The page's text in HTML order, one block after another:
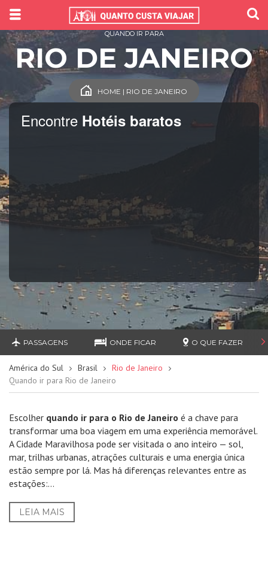
Encontre Hotéis baratos
QUANDO IR PARA
RIO DE JANEIRO
HOME | RIO DE JANEIRO
PASSAGENS ONDE FICAR O QUE FAZER
América do Sul Brasil
Rio de Janeiro
Quando ir para Rio de Janeiro
Escolher quando ir para o Rio de Janeiro é a chave para
transformar uma boa viagem em uma experiência memorável.
A Cidade Maravilhosa pode ser visitada o ano inteiro — sol,
mar, trilhas urbanas, atrações culturais e uma energia única
estão sempre por lá. Mas há diferenças relevantes entre as
estações:...
LEIA MAIS